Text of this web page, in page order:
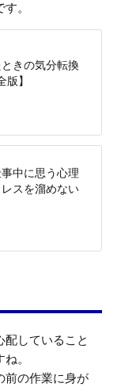
ときの気分転換
】
中に思う心理
スを溜めない
していること
。
前の作業に身が